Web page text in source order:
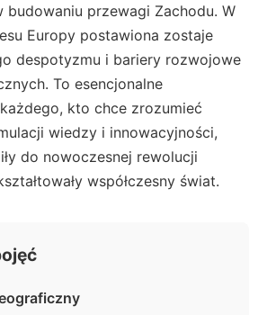
przewagi Zachodu. W
Europy postawiona zostaje
despotyzmu i bariery rozwojowe
To esencjonalne
kto chce zrozumieć
wiedzy i innowacyjności,
do nowoczesnej rewolucji
współczesny świat.